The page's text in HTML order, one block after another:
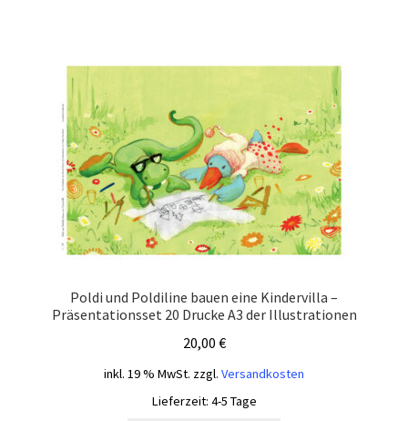
Poldi und Poldiline bauen eine Kindervilla –
Präsentationsset 20 Drucke A3 der Illustrationen
20,00 €
inkl. 19 % MwSt. zzgl. Versandkosten
Lieferzeit: 4-5 Tage